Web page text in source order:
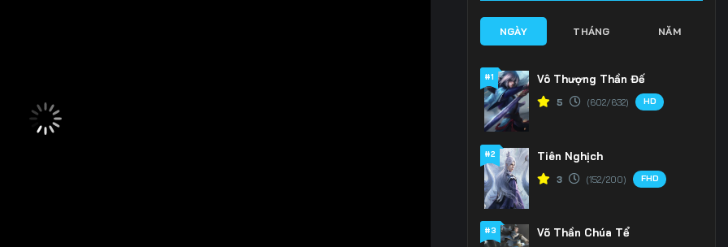
NGÀY THÁNG NĂM
#1 Vô Thượng Thần Đế
5 (602/632) HD
#2 Tiên Nghịch
3 (152/200) FHD
#3 Võ Thần Chúa Tể